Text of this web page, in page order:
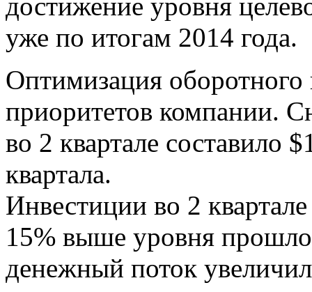
уже по итогам 2014 года.
Оптимизация оборотного
приоритетов компании.
во 2 квартале составило
квартала.
Инвестиции во 2
15% выше уровня
денежный поток